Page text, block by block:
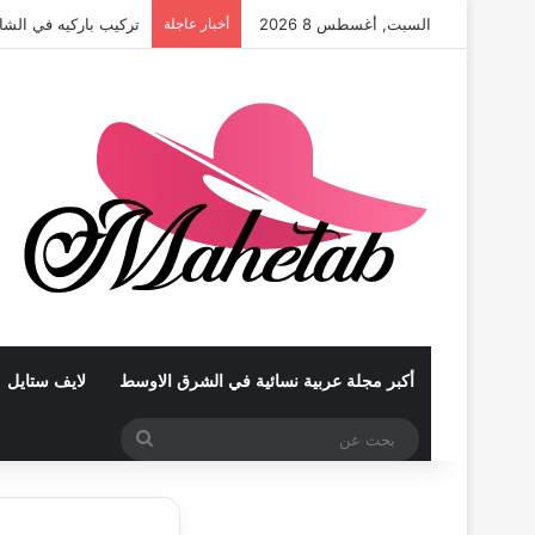
السبت, أغسطس 8 2026 أخبار عاجلة تركيب باركيه في
أكبر مجلة عربية نسائية في الشرق الاوسط لايف ستايل
بحث